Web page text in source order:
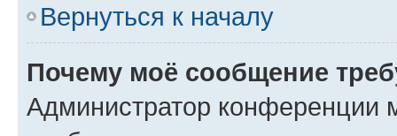
Вернуться к началу
Почему моё сообщение
Администратор конференции